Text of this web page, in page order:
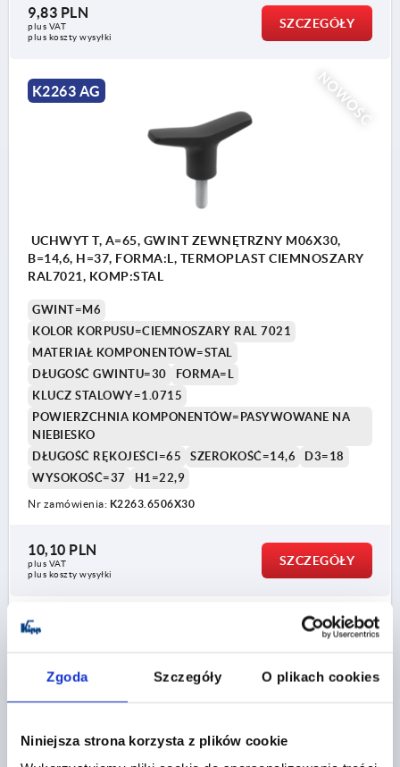
Zgoda Szczegóły O plikach cookies
Niniejsza strona korzysta z plików cookie
9,83 PLN
plus VAT
plus koszty wysyłki
SZCZEGÓŁY
NOWOŚĆ
K2263 AG
UCHWYT T, A=65, GWINT ZEWNĘTRZNY M06X30,
B=14,6, H=37, FORMA:L, TERMOPLAST CIEMNOSZARY
RAL7021, KOMP:STAL
GWINT=M6
KOLOR KORPUSU=CIEMNOSZARY RAL 7021
MATERIAŁ KOMPONENTÓW=STAL
DŁUGOŚĆ GWINTU=30
FORMA=L
KLUCZ STALOWY=1.0715
POWIERZCHNIA KOMPONENTÓW=PASYWOWANE NA
NIEBIESKO
DŁUGOŚĆ RĘKOJEŚCI=65
SZEROKOŚĆ=14,6
D3=18
WYSOKOŚĆ=37
H1=22,9
Nr zamówienia: K2263.6506X30
10,10 PLN
plus VAT
plus koszty wysyłki
SZCZEGÓŁY
NOWOŚĆ
K2263 AG